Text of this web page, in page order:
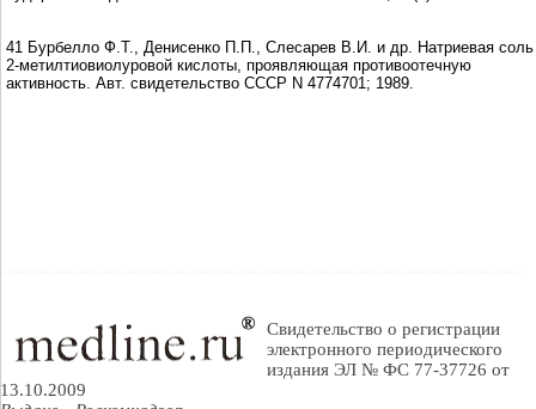
41 Бурбелло Ф.Т., Денисенко П.П., Слесарев В.И. и др. Натриевая соль
2-метилтиовиолуровой кислоты, проявляющая противоотечную
активность. Авт. свидетельство СССР N 4774701; 1989.
Свидетельство о регистрации
электронного периодического
издания ЭЛ № ФС 77-37726 от
13.10.2009